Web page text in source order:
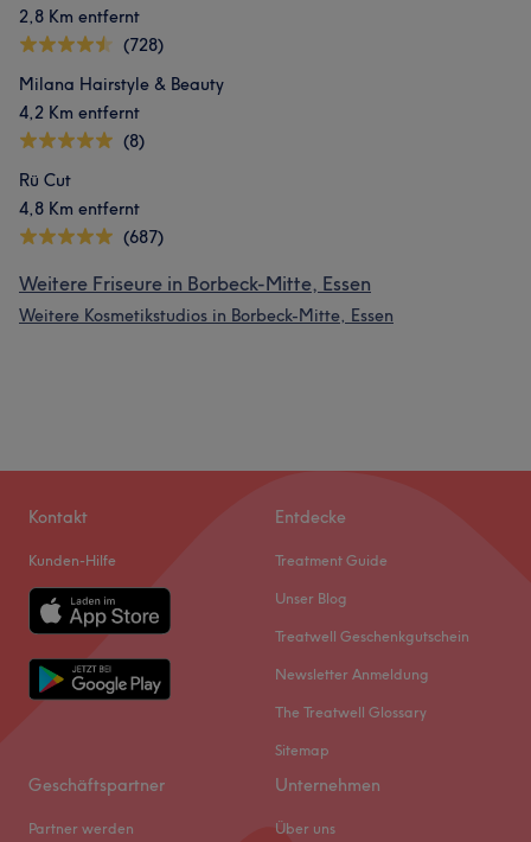
2,8 Km entfernt
(728)
Milana Hairstyle & Beauty
4,2 Km entfernt
(8)
Rü Cut
4,8 Km entfernt
(687)
Weitere Friseure in Borbeck-Mitte, Essen
Weitere Kosmetikstudios in Borbeck-Mitte, Essen
Kontakt
Kunden-Hilfe
Entdecke
Treatment Guide
Unser Blog
Treatwell Geschenkgutschein
Newsletter Anmeldung
The Treatwell Glossary
Sitemap
Geschäftspartner
Partner werden
Unternehmen
Über uns